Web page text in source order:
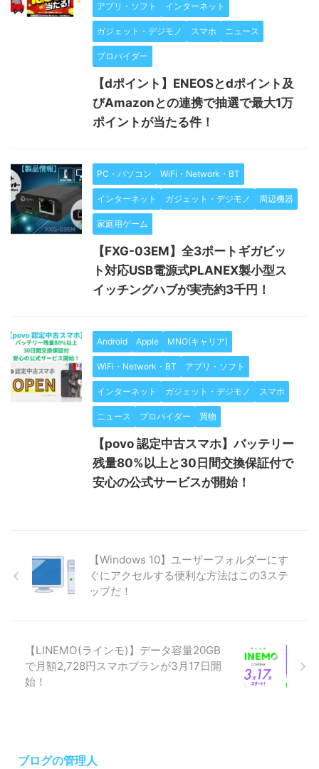
アプリ・ソフト インターネット
ガジェット・デジモノ スマホ ニュース
プロバイダー
【dポイント】ENEOSとdポイント及
びAmazonとの連携で抽選で最大1万
ポイントが当たる件！
PC・パソコン WiFi・Network・BT
インターネット ガジェット・デジモノ 周辺機器
家庭用ゲーム
【FXG-03EM】全3ポートギガビッ
ト対応USB電源式PLANEX製小型ス
イッチングハブが実売約3千円！
Android Apple MNO(キャリア)
WiFi・Network・BT アプリ・ソフト
インターネット ガジェット・デジモノ スマホ
ニュース プロバイダー 買物
【povo 認定中古スマホ】バッテリー
残量80%以上と30日間交換保証付で
安心の公式サービスが開始！
【Windows 10】ユーザーフォルダーにす
ぐにアクセルする便利な方法はこの3ステ
ップだ！
【LINEMO(ラインモ)】データ容量20GB
で月額2,728円スマホプランが3月17日開
始！
ブログの管理人